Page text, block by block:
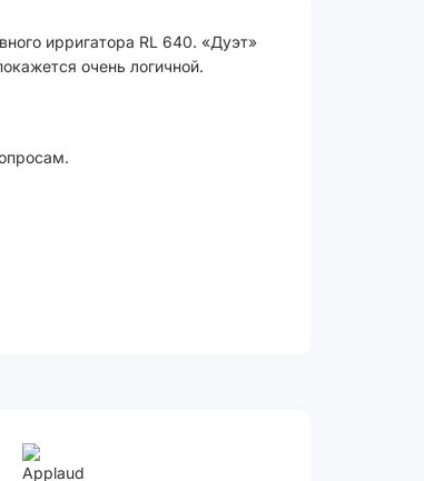
ирригатора RL 640. «Дуэт»
очень логичной.